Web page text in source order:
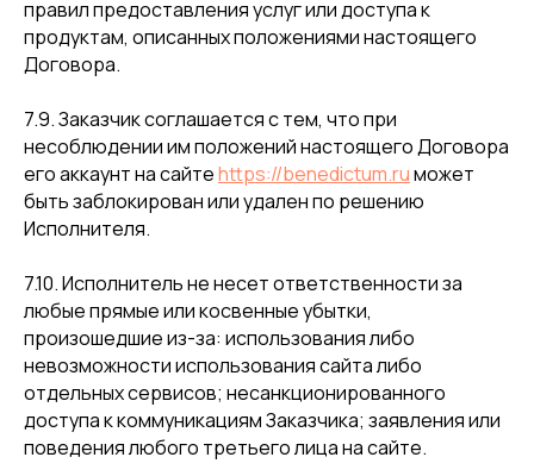
правил предоставления услуг или доступа к
продуктам, описанных положениями настоящего
Договора.
7.9. Заказчик соглашается с тем, что при
несоблюдении им положений настоящего Договора
его аккаунт на сайтеhttps://benedictum.ruможет
быть заблокирован или удален по решению
Исполнителя.
7.10. Исполнитель не несет ответственности за
любые прямые или косвенные убытки,
произошедшие из-за: использования либо
невозможности использования сайта либо
отдельных сервисов; несанкционированного
доступа к коммуникациям Заказчика; заявления или
поведения любого третьего лица на сайте.